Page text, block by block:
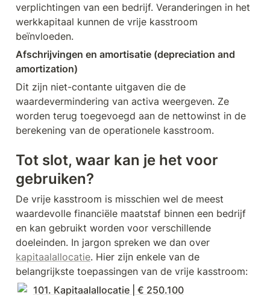
verplichtingen van een bedrijf. Veranderingen in het
werkkapitaal kunnen de vrije kasstroom
beïnvloeden.
Afschrijvingen en amortisatie (depreciation and
amortization)
Dit zijn niet-contante uitgaven die de
waardevermindering van activa weergeven. Ze
worden terug toegevoegd aan de nettowinst in de
berekening van de operationele kasstroom.
Tot slot, waar kan je het voor
gebruiken?
De vrije kasstroom is misschien wel de meest
waardevolle financiële maatstaf binnen een bedrijf
en kan gebruikt worden voor verschillende
kapitaalallocatie. Hier zijn enkele van de
belangrijkste toepassingen van de vrije kasstroom:
101. Kapitaalallocatie | € 250.100